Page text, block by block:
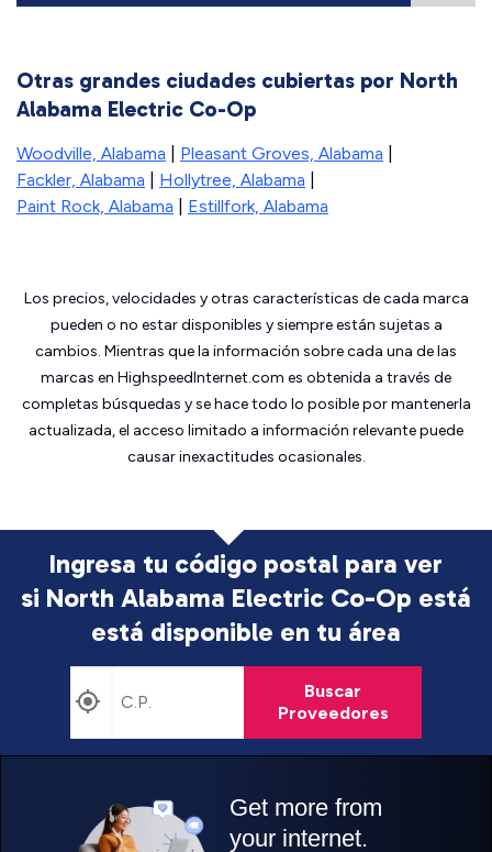
Otras grandes ciudades cubiertas por North
Alabama Electric Co-Op
Woodville, Alabama Pleasant Groves, Alabama
Fackler, Alabama
Hollytree, Alabama
Paint Rock, Alabama
Estillfork, Alabama
Los precios, velocidades y otras características de cada marca
pueden o no estar disponibles y siempre están sujetas a
cambios. Mientras que la información sobre cada una de las
marcas en HighspeedInternet.com es obtenida a través de
completas búsquedas y se hace todo lo posible por mantenerla
actualizada, el acceso limitado a información relevante puede
causar inexactitudes ocasionales.
Ingresa tu código postal para ver
si North Alabama Electric Co-Op está
está disponible en tu área
Buscar
Proveedores